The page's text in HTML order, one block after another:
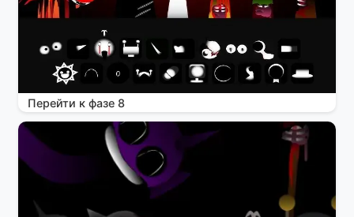
Перейти к фазе 8